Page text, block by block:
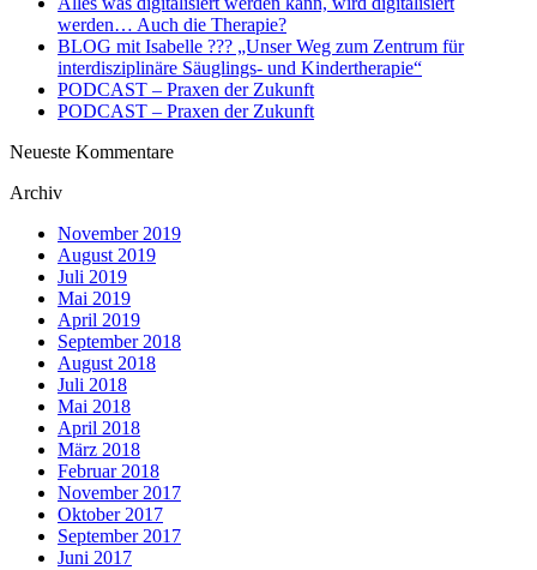
werden… Auch die Therapie?
BLOG mit Isabelle ??‍? „Unser Weg zum Zentrum für
interdisziplinäre Säuglings- und Kindertherapie“
PODCAST – Praxen der Zukunft
PODCAST – Praxen der Zukunft
Neueste Kommentare
Archiv
November 2019
August 2019
Juli 2019
Mai 2019
April 2019
September 2018
August 2018
Juli 2018
Mai 2018
April 2018
März 2018
Februar 2018
November 2017
Oktober 2017
September 2017
Juni 2017